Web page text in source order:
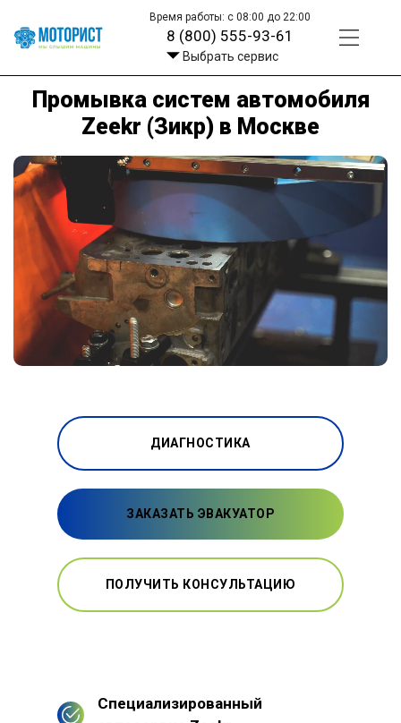
Время работы: с 08:00 до 22:00
8 (800) 555-93-61
Выбрать сервис
Промывка систем автомобиля
Zeekr (Зикр) в Москве
ДИАГНОСТИКА
ЗАКАЗАТЬ ЭВАКУАТОР
ПОЛУЧИТЬ КОНСУЛЬТАЦИЮ
Специализированный